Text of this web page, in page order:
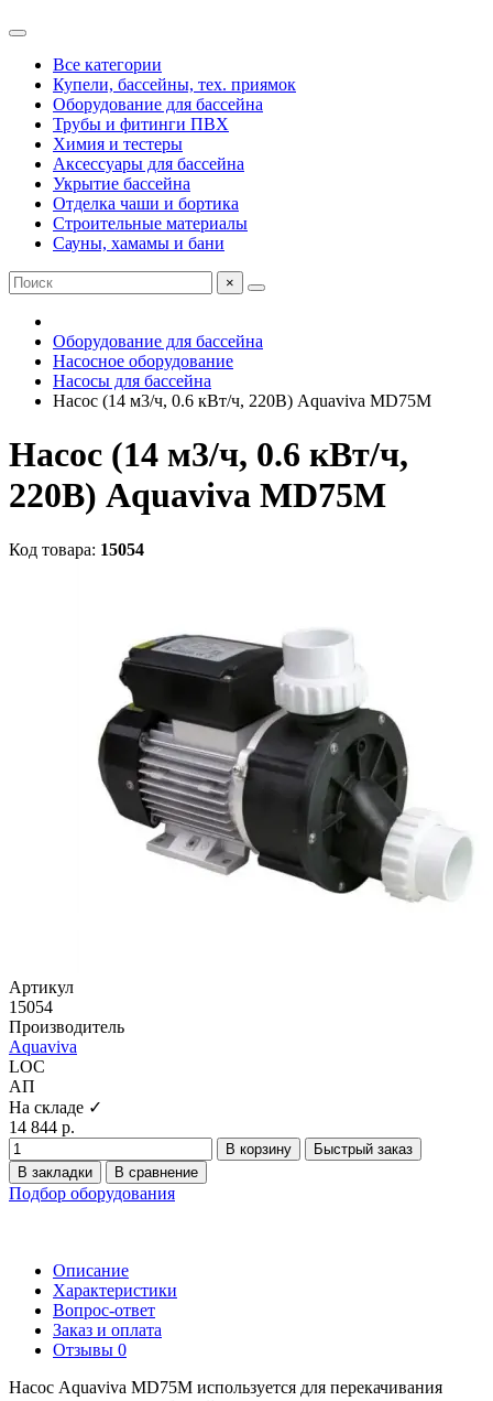
Все категории
Купели, бассейны, тех. приямок
Оборудование для бассейна
Трубы и фитинги ПВХ
Химия и тестеры
Аксессуары для бассейна
Укрытие бассейна
Отделка чаши и бортика
Строительные материалы
Сауны, хамамы и бани
×
Оборудование для бассейна
Насосное оборудование
Насосы для бассейна
Насос (14 м3/ч, 0.6 кВт/ч, 220В) Aquaviva MD75M
Насос (14 м3/ч, 0.6 кВт/ч,
220В) Aquaviva MD75M
Код товара: 15054
Артикул
15054
Производитель
Aquaviva
LOC
АП
На складе ✓
14 844 р.
В корзину
Быстрый заказ
В закладки
В сравнение
Подбор оборудования
Описание
Характеристики
Вопрос-ответ
Заказ и оплата
Отзывы 0
Насос Aquaviva MD75M используется для перекачивания